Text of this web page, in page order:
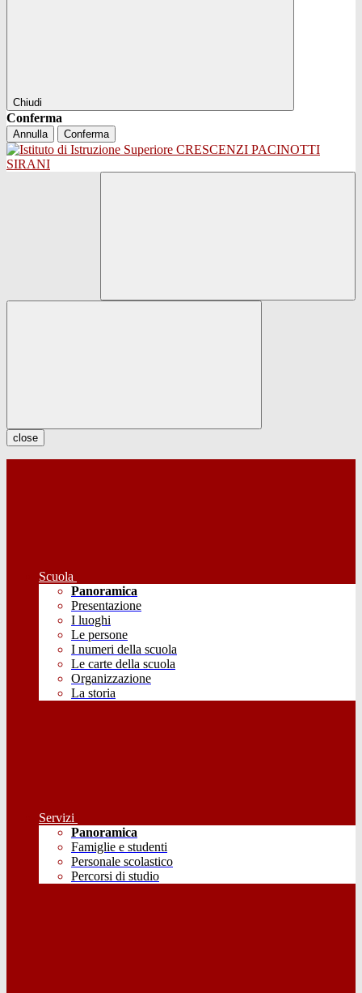
Chiudi
Conferma
Annulla Conferma
close
Scuola
Panoramica
Presentazione
I luoghi
Le persone
I numeri della scuola
Le carte della scuola
Organizzazione
La storia
Servizi
Panoramica
Famiglie e studenti
Personale scolastico
Percorsi di studio